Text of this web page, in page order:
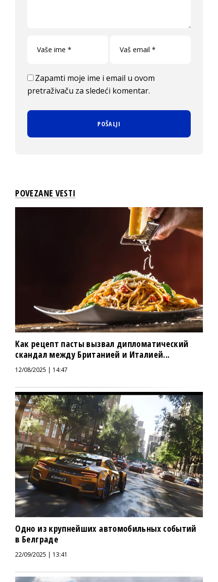
Zapamti moje ime i email u ovom
pretraživaču za sledeći komentar.
POVEZANE VESTI
Как рецепт пасты вызвал дипломатический
скандал между Британией и Италией...
12/08/2025 | 14:47
Одно из крупнейших автомобильных событий
в Белграде
22/09/2025 | 13:41